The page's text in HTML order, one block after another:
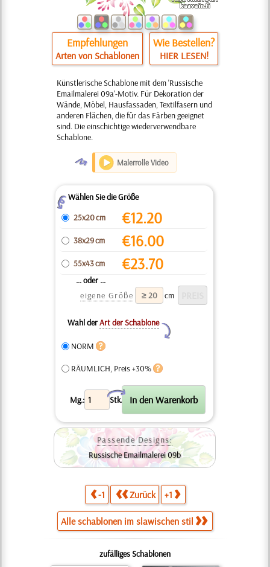
Empfehlungen
Arten von Schablonen
Wie Bestellen?
HIER LESEN!
Künstlerische Schablone mit dem 'Russische
Emailmalerei 09a'-Motiv. Für Dekoration der
Wände, Möbel, Hausfassaden, Textilfasern und
anderen Flächen, die für das Färben geeignet
sind. Die einschichtige wiederverwendbare
Schablone.
O Malerrolle Video
ZWählen Sie die Größe
25x20 cm
€12.20
38x29 cm €16.00
55x43 cm €23.70
... oder ...
eigene Größe
cm
Wahl derArt der Schablone
Y
NORM
RÄUMLICH, Preis +30%
Mg.: Stk.
X
Passende Designs:
Russische Emailmalerei 09b
-1 Zurück +1
Alle schablonen im slawischen stil
zufälliges Schablonen